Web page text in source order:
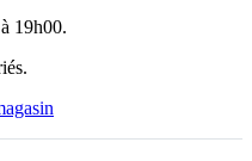
19h00.